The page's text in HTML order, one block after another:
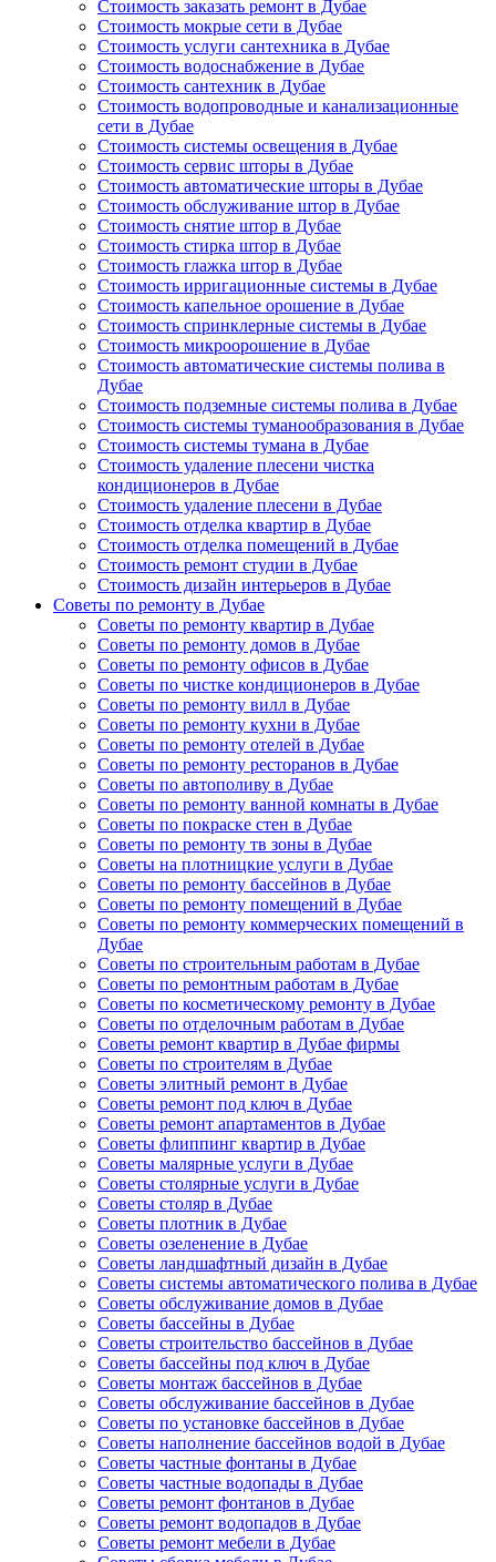
Стоимость заказать ремонт в Дубае
Стоимость мокрые сети в Дубае
Стоимость услуги сантехника в Дубае
Стоимость водоснабжение в Дубае
Стоимость сантехник в Дубае
Стоимость водопроводные и канализационные
сети в Дубае
Стоимость системы освещения в Дубае
Стоимость сервис шторы в Дубае
Стоимость автоматические шторы в Дубае
Стоимость обслуживание штор в Дубае
Стоимость снятие штор в Дубае
Стоимость стирка штор в Дубае
Стоимость глажка штор в Дубае
Стоимость ирригационные системы в Дубае
Стоимость капельное орошение в Дубае
Стоимость спринклерные системы в Дубае
Стоимость микроорошение в Дубае
Стоимость автоматические системы полива в
Дубае
Стоимость подземные системы полива в Дубае
Стоимость системы туманообразования в Дубае
Стоимость системы тумана в Дубае
Стоимость удаление плесени чистка
кондиционеров в Дубае
Стоимость удаление плесени в Дубае
Стоимость отделка квартир в Дубае
Стоимость отделка помещений в Дубае
Стоимость ремонт студии в Дубае
Стоимость дизайн интерьеров в Дубае
Советы по ремонту в Дубае
Советы по ремонту квартир в Дубае
Советы по ремонту домов в Дубае
Советы по ремонту офисов в Дубае
Советы по чистке кондиционеров в Дубае
Советы по ремонту вилл в Дубае
Советы по ремонту кухни в Дубае
Советы по ремонту отелей в Дубае
Советы по ремонту ресторанов в Дубае
Советы по автополиву в Дубае
Советы по ремонту ванной комнаты в Дубае
Советы по покраске стен в Дубае
Советы по ремонту тв зоны в Дубае
Советы на плотницкие услуги в Дубае
Советы по ремонту бассейнов в Дубае
Советы по ремонту помещений в Дубае
Советы по ремонту коммерческих помещений в
Дубае
Советы по строительным работам в Дубае
Советы по ремонтным работам в Дубае
Советы по косметическому ремонту в Дубае
Советы по отделочным работам в Дубае
Советы ремонт квартир в Дубае фирмы
Советы по строителям в Дубае
Советы элитный ремонт в Дубае
Советы ремонт под ключ в Дубае
Советы ремонт апартаментов в Дубае
Советы флиппинг квартир в Дубае
Советы малярные услуги в Дубае
Советы столярные услуги в Дубае
Советы столяр в Дубае
Советы плотник в Дубае
Советы озеленение в Дубае
Советы ландшафтный дизайн в Дубае
Советы системы автоматического полива в Дубае
Советы обслуживание домов в Дубае
Советы бассейны в Дубае
Советы строительство бассейнов в Дубае
Советы бассейны под ключ в Дубае
Советы монтаж бассейнов в Дубае
Советы обслуживание бассейнов в Дубае
Советы по установке бассейнов в Дубае
Советы наполнение бассейнов водой в Дубае
Советы частные фонтаны в Дубае
Советы частные водопады в Дубае
Советы ремонт фонтанов в Дубае
Советы ремонт водопадов в Дубае
Советы ремонт мебели в Дубае